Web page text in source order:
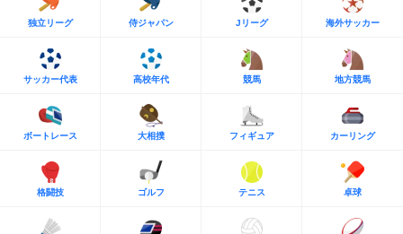
独立リーグ 侍ジャパン Jリーグ 海外サッカー
サッカー代表 高校年代 競馬 地方競馬
ボートレース 大相撲 フィギュア カーリング
格闘技 ゴルフ テニス 卓球